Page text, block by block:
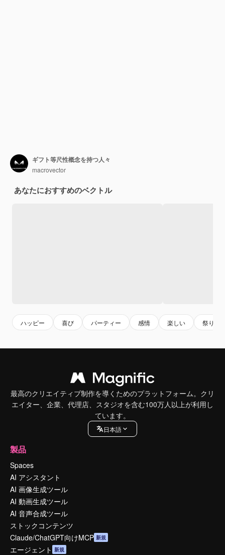
ギフト等尺性概念を持つ人々
macrovector
あなたにおすすめのベクトル
ハッピー 喜び パーティー 感情 楽しい 祭り
最高のクリエイティブ制作を導くためのプラットフォーム。クリ
エイター、企業、代理店、スタジオを含む100万人以上が利用し
ています。
日本語
製品
Spaces
AI アシスタント
AI 画像生成ツール
AI 動画生成ツール
AI 音声合成ツール
ストックコンテンツ
Claude/ChatGPT向けMCP 新規
エージェント 新規